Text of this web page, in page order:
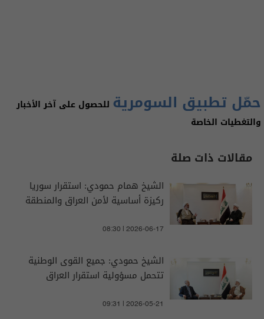
حمّل تطبيق السومرية للحصول على آخر الأخبار
والتغطيات الخاصة
مقالات ذات صلة
الشيخ همام حمودي: استقرار سوريا
ركيزة أساسية لأمن العراق والمنطقة
08:30 | 2026-06-17
الشيخ حمودي: جميع القوى الوطنية
تتحمل مسؤولية استقرار العراق
09:31 | 2026-05-21